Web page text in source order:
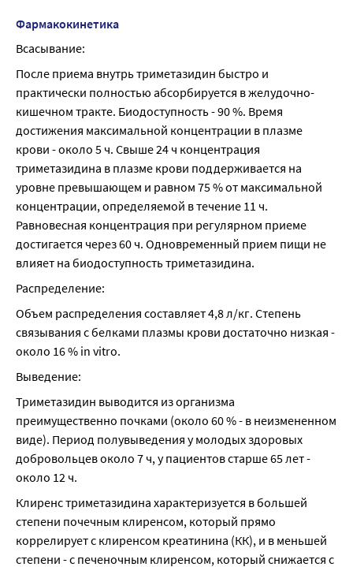
Фармакокинетика
Всасывание:
После приема внутрь триметазидин быстро и
практически полностью абсорбируется в желудочно-
кишечном тракте. Биодоступность - 90 %. Время
достижения максимальной концентрации в плазме
крови - около 5 ч. Свыше 24 ч концентрация
триметазидина в плазме крови поддерживается на
уровне превышающем и равном 75 % от максимальной
концентрации, определяемой в течение 11 ч.
Равновесная концентрация при регулярном приеме
достигается через 60 ч. Одновременный прием пищи не
влияет на биодоступность триметазидина.
Распределение:
Объем распределения составляет 4,8 л/кг. Степень
связывания с белками плазмы крови достаточно низкая -
около 16 % in vitro.
Выведение:
Триметазидин выводится из организма
преимущественно почками (около 60 % - в неизмененном
виде). Период полувыведения у молодых здоровых
добровольцев около 7 ч, у пациентов старше 65 лет -
около 12 ч.
Клиренс триметазидина характеризуется в большей
степени почечным клиренсом, который прямо
коррелирует с клиренсом креатинина (КК), и в меньшей
степени - с печеночным клиренсом, который снижается с